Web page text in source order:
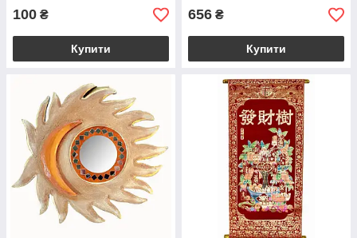
100 ₴
Купити
656 ₴
Купити